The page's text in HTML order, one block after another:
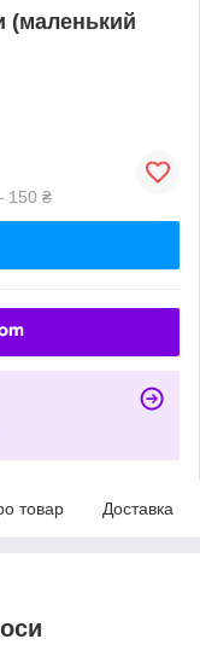
(маленький
150 ₴
товар Доставка